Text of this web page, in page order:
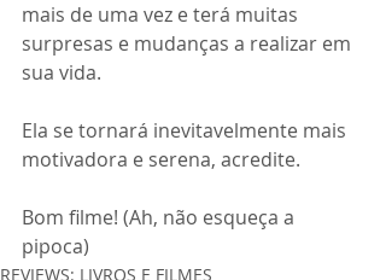
mais de uma vez e terá muitas
surpresas e mudanças a realizar em
sua vida.
Ela se tornará inevitavelmente mais
motivadora e serena, acredite.
Bom filme! (Ah, não esqueça a
pipoca)
REVIEWS: LIVROS E FILMES